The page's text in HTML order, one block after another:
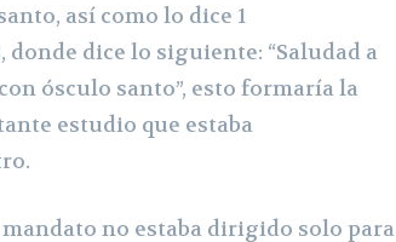
así como lo dice 1
donde dice lo siguiente: “Saludad a
ósculo santo”, esto formaría la
estudio que estaba
no estaba dirigido solo para